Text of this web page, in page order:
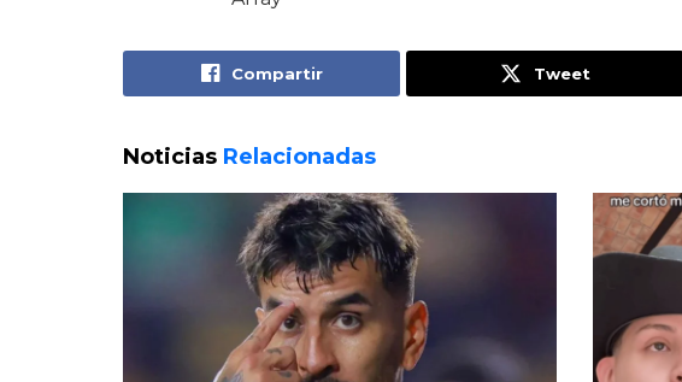
Compartir Tweet
Noticias Relacionadas